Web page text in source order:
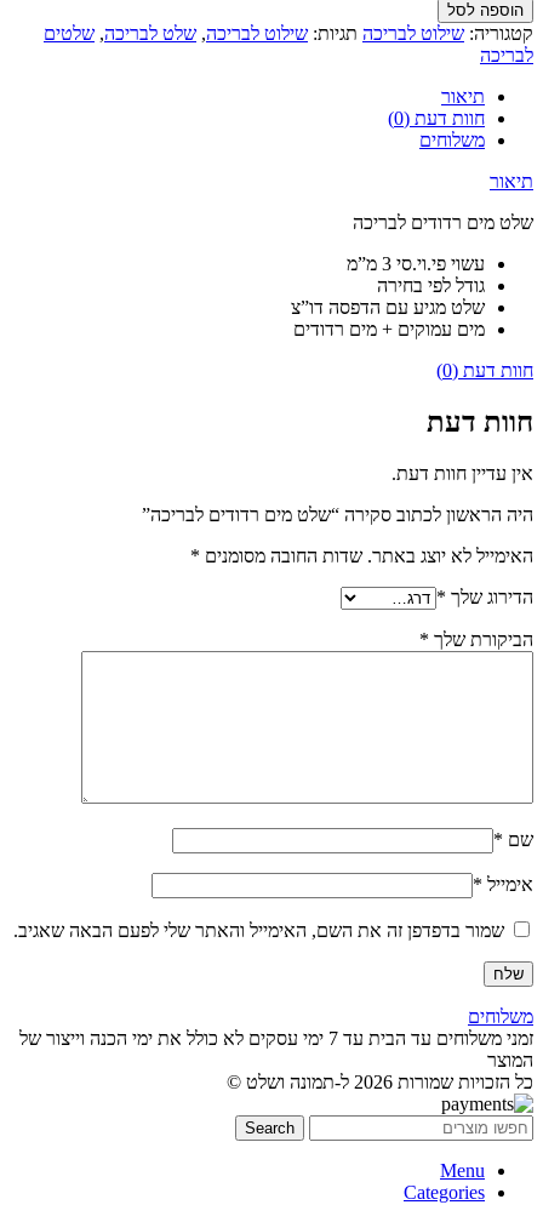
הוספה לסל
קטגוריה: שילוט לבריכה תגיות: שילוט לבריכה, שלט לבריכה, שלטים
לבריכה
תיאור
חוות דעת (0)
משלוחים
תיאור
שלט מים רדודים לבריכה
עשוי פי.וי.סי 3 מ”מ
גודל לפי בחירה
שלט מגיע עם הדפסה דו”צ
מים עמוקים + מים רדודים
חוות דעת (0)
חוות דעת
אין עדיין חוות דעת.
היה הראשון לכתוב סקירה “שלט מים רדודים לבריכה”
האימייל לא יוצג באתר. שדות החובה מסומנים *
הדירוג שלך *
הביקורת שלך *
שם *
אימייל *
שמור בדפדפן זה את השם, האימייל והאתר שלי לפעם הבאה שאגיב.
משלוחים
זמני משלוחים עד הבית עד 7 ימי עסקים לא כולל את ימי הכנה וייצור של
המוצר
כל הזכויות שמורות 2026 ל-תמונה ושלט ©
Search
Menu
Categories